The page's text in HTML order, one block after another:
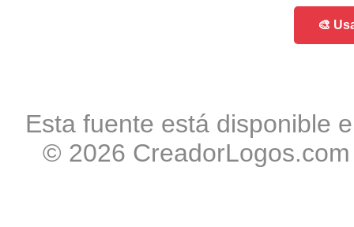
🎨
Esta fuente está disponible
© 2026